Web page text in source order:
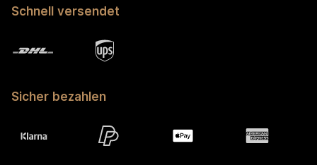
Schnell versendet
Sicher bezahlen